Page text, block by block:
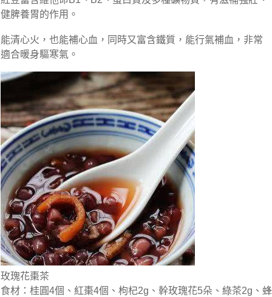
健脾養胃的作用。
能清心火，也能補心血，同時又富含鐵質，能行氣補血，非常
適合暖身驅寒氣。
玫瑰花棗茶
食材：桂圓4個、紅棗4個、枸杞2g、幹玫瑰花5朵、綠茶2g、蜂